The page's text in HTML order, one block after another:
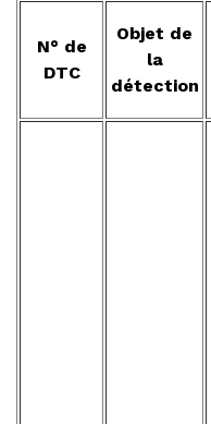
N° de
DTC
Objet de
la
détection